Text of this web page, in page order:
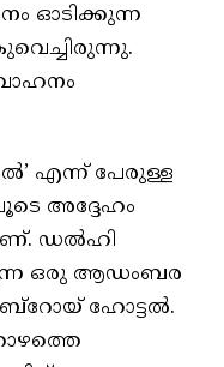
ഓടിക്കുന്ന
എന്ന് പേരുള്ള
അദ്ദേഹം
ഡൽഹി
ഒരു ആഡംബര
ഹോട്ടൽ.